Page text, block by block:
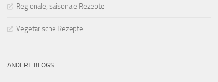
Regionale, saisonale Rezepte
Vegetarische Rezepte
ANDERE BLOGS